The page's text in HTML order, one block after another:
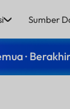
Sumber
·